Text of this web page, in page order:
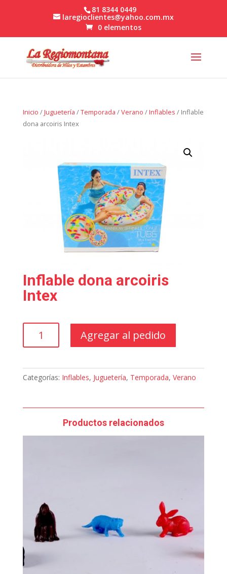
81 8344 0449
laregioclientes@yahoo.com.mx
0 elementos
Inicio /Juguetería /Temporada /Verano /Inflables / Inflable
dona arcoiris Intex
Inflable dona arcoiris
Intex
cantidad
Agregar al pedido
Categorías: Inflables, Juguetería, Temporada, Verano
Productos relacionados